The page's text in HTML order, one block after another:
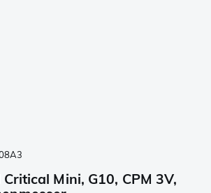
Mini, G10, CPM 3V,